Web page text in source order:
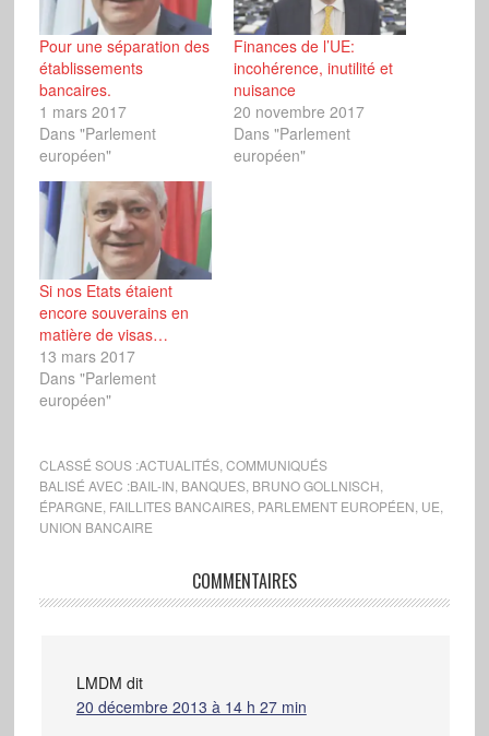
Pour une séparation des
établissements
bancaires.
1 mars 2017
Dans "Parlement
européen"
Finances de l’UE:
incohérence, inutilité et
nuisance
20 novembre 2017
Dans "Parlement
européen"
Si nos Etats étaient
encore souverains en
matière de visas…
13 mars 2017
Dans "Parlement
européen"
CLASSÉ SOUS :ACTUALITÉS, COMMUNIQUÉS
BALISÉ AVEC :BAIL-IN BANQUES, BRUNO GOLLNISCH
ÉPARGNE FAILLITES BANCAIRES, PARLEMENT EUROPÉEN UE
UNION BANCAIRE
COMMENTAIRES
LMDM dit
20 décembre 2013 à 14 h 27 min